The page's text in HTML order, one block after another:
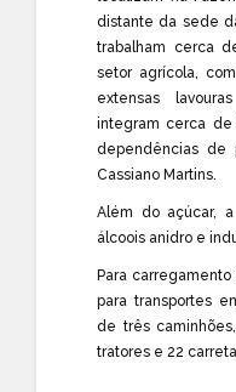
distante da sede
trabalham cerca
setor agrícola,
extensas
integram cerca
dependências de
Cassiano Martins.
Além do açúcar,
álcoois anidro e
Para
para transportes
de três
tratores e 22